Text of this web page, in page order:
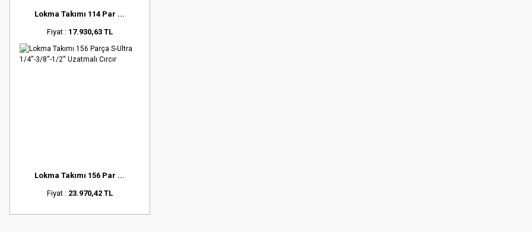
Lokma Takımı 114 Par ...
Fiyat : 17.930,63 TL
Lokma Takımı 156 Par ...
Fiyat : 23.970,42 TL